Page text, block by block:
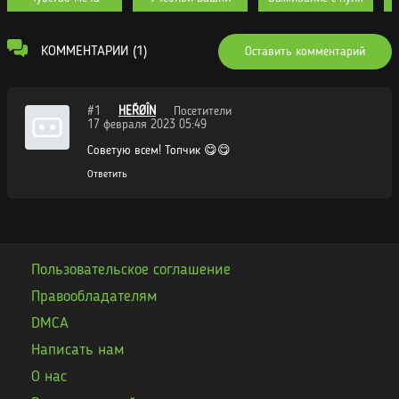
Том 3. Глава 120
Том 3. Глава 121
Том 3. Глава 125
Том 3. Глава 126
11.04.2023 Читать
КОММЕНТАРИИ (1) Оставить комментарий
#1 HEŘØÎN
Посетители
17 февраля 2023 05:49
Советую всем! Топчик 😋😋
Ответить
Пользовательское соглашение
Правообладателям
DMCA
Написать нам
О нас